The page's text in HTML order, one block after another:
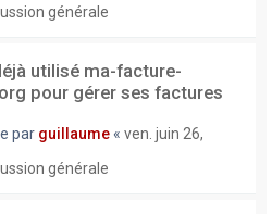
générale
utilisé ma-facture-
pour gérer ses factures
par guillaume « ven. juin 26,
générale